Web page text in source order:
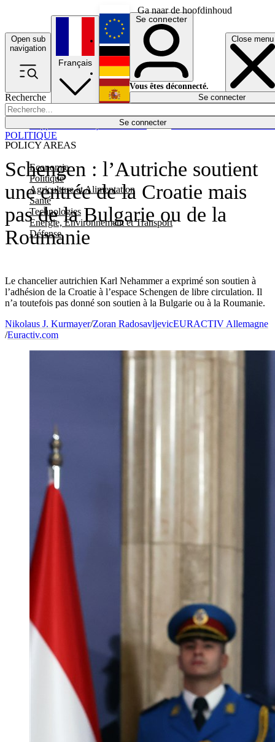
Ga naar de hoofdinhoud
Open sub
navigation
Close menu
Recherche
Se connecter
POLICY AREAS
Economie
Politique
Agriculture et Alimentation
Santé
Technologies
Energie, Environnement et Transport
Défense
Économie
Français
English
Deutsch
Español
Se connecter
Vous êtes déconnecté.
Se connecter
Schengen : l’Autriche soutient
une entrée de la Croatie mais
pas de la Bulgarie ou de la
Roumanie
Le chancelier autrichien Karl Nehammer a exprimé son soutien à
l’adhésion de la Croatie à l’espace Schengen de libre circulation. Il
n’a toutefois pas donné son soutien à la Bulgarie ou à la Roumanie.
POLITIQUE
Nikolaus J. Kurmayer/Zoran RadosavljevicEURACTIV Allemagne
/Euractiv.com